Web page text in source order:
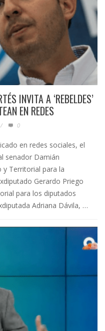
INVITA A ‘REBELDES’
EN REDES
/ 0
en redes sociales, el
senador Damián
Territorial para la
Gerardo Priego
para los diputados
Adriana Dávila, …